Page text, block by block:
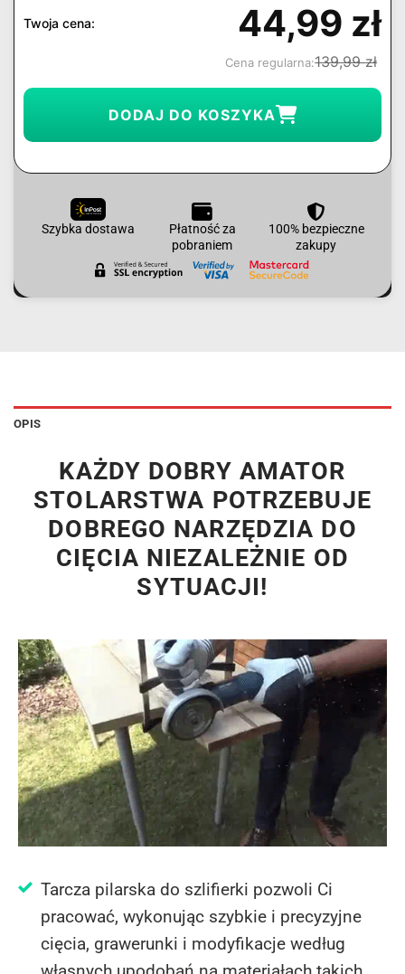
Twoja cena: 44,99 zł
Cena regularna:139,99zł
DODAJ DO KOSZYKA
Szybka dostawa
Płatność za
pobraniem
100% bezpieczne
zakupy
OPIS
KAŻDY DOBRY AMATOR
STOLARSTWA POTRZEBUJE
DOBREGO NARZĘDZIA DO
CIĘCIA NIEZALEŻNIE OD
SYTUACJI!
Tarcza pilarska do szlifierki pozwoli Ci
pracować, wykonując szybkie i precyzyjne
cięcia, grawerunki i modyfikacje według